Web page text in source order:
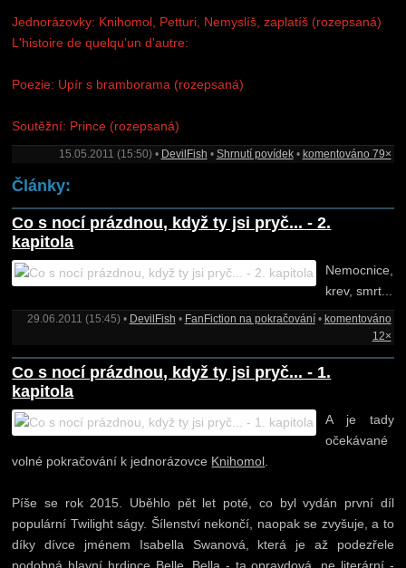
Jednorázovky: Knihomol, Petturi, Nemyslíš, zaplatíš (rozepsaná)
L'histoire de quelqu'un d'autre:
Poezie: Upír s bramborama (rozepsaná)
Soutěžní: Prince (rozepsaná)
15.05.2011 (15:50) • DevilFish • Shrnutí povídek• komentováno 79×
Články:
Co s nocí prázdnou, když ty jsi pryč... - 2.
kapitola
Nemocnice,
krev, smrt...
29.06.2011 (15:45) • DevilFish • FanFiction na pokračování• komentováno
12×
Co s nocí prázdnou, když ty jsi pryč... - 1.
kapitola
A je tady
očekávané
volné pokračování k jednorázovce Knihomol
Píše se rok 2015. Uběhlo pět let poté, co byl vydán první díl
populární Twilight ságy. Šílenství nekončí, naopak se zvyšuje, a to
díky dívce jménem Isabella Swanová, která je až podezřele